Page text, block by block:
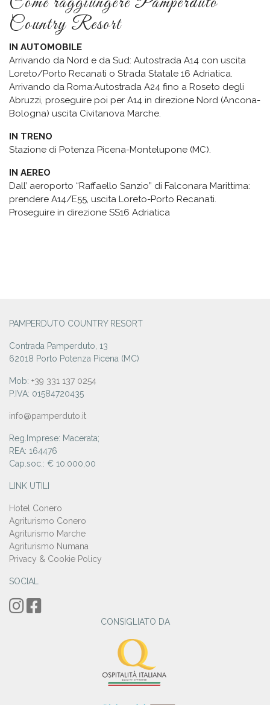
Country Resort
IN AUTOMOBILE
Arrivando da Nord e da Sud: Autostrada A14 con uscita
Loreto/Porto Recanati o Strada Statale 16 Adriatica.
Arrivando da Roma:Autostrada A24 fino a Roseto degli
Abruzzi, proseguire poi per A14 in direzione Nord (Ancona-
Bologna) uscita Civitanova Marche.
IN TRENO
Stazione di Potenza Picena-Montelupone (MC).
IN AEREO
Dall’ aeroporto “Raffaello Sanzio” di Falconara Marittima:
prendere A14/E55, uscita Loreto-Porto Recanati.
Proseguire in direzione SS16 Adriatica
PAMPERDUTO COUNTRY RESORT
Contrada Pamperduto, 13
62018 Porto Potenza Picena (MC)
Mob: +39 331 137 0254
P.IVA: 01584720435
info@pamperduto.it
Reg.Imprese: Macerata;
REA: 164476
Cap.soc.: € 10.000,00
LINK UTILI
Hotel Conero
Agriturismo Conero
Agriturismo Marche
Agriturismo Numana
Privacy & Cookie Policy
SOCIAL
CONSIGLIATO DA